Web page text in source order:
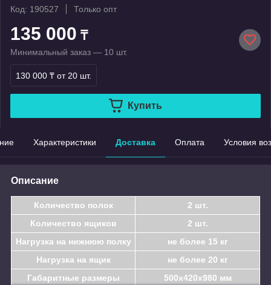
Код: 190527
Только опт
135 000 ₸
Минимальный заказ — 10 шт.
130 000 ₸ от 20 шт.
Купить
Характеристики Доставка Оплата Условия
Описание
Количество полок
2 шт.
Количество ящиков
2 шт.
Нагрузка на нижнюю полку
не более 15 кг
Нагрузка на ящик
не более 20 кг
Габаритные размеры
500х420х980 мм